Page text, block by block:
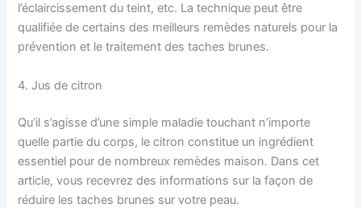
l’éclaircissement du teint, etc. La technique peut être
qualifiée de certains des meilleurs remèdes naturels pour la
prévention et le traitement des taches brunes.
4. Jus de citron
Qu’il s’agisse d’une simple maladie touchant n’importe
quelle partie du corps, le citron constitue un ingrédient
essentiel pour de nombreux remèdes maison. Dans cet
article, vous recevrez des informations sur la façon de
réduire les taches brunes sur votre peau.